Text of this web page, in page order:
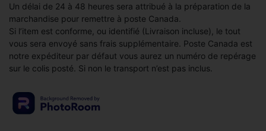
Un délai de 24 à 48 heures sera attribué à la préparation de la
marchandise pour remettre à poste Canada.
Si l’item est conforme, ou identifié (Livraison incluse), le tout
vous sera envoyé sans frais supplémentaire. Poste Canada est
notre expéditeur par défaut vous aurez un numéro de repérage
sur le colis posté. Si non le transport n’est pas inclus.